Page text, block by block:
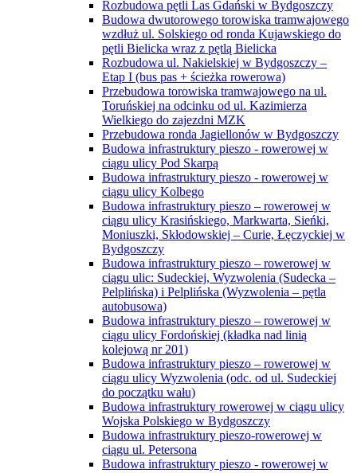
Rozbudowa pętli Las Gdański w Bydgoszczy
Budowa dwutorowego torowiska tramwajowego
wzdłuż ul. Solskiego od ronda Kujawskiego do
pętli Bielicka wraz z pętlą Bielicka
Rozbudowa ul. Nakielskiej w Bydgoszczy –
Etap I (bus pas + ścieżka rowerowa)
Przebudowa torowiska tramwajowego na ul.
Toruńskiej na odcinku od ul. Kazimierza
Wielkiego do zajezdni MZK
Przebudowa ronda Jagiellonów w Bydgoszczy
Budowa infrastruktury pieszo - rowerowej w
ciągu ulicy Pod Skarpą
Budowa infrastruktury pieszo - rowerowej w
ciągu ulicy Kolbego
Budowa infrastruktury pieszo – rowerowej w
ciągu ulicy Krasińskiego, Markwarta, Sieńki,
Moniuszki, Skłodowskiej – Curie, Łęczyckiej w
Bydgoszczy
Budowa infrastruktury pieszo – rowerowej w
ciągu ulic: Sudeckiej, Wyzwolenia (Sudecka –
Pelplińska) i Pelplińska (Wyzwolenia – pętla
autobusowa)
Budowa infrastruktury pieszo – rowerowej w
ciągu ulicy Fordońskiej (kładka nad linią
kolejową nr 201)
Budowa infrastruktury pieszo – rowerowej w
ciągu ulicy Wyzwolenia (odc. od ul. Sudeckiej
do początku wału)
Budowa infrastruktury rowerowej w ciągu ulicy
Wojska Polskiego w Bydgoszczy
Budowa infrastruktury pieszo-rowerowej w
ciągu ul. Petersona
Budowa infrastruktury pieszo - rowerowej w